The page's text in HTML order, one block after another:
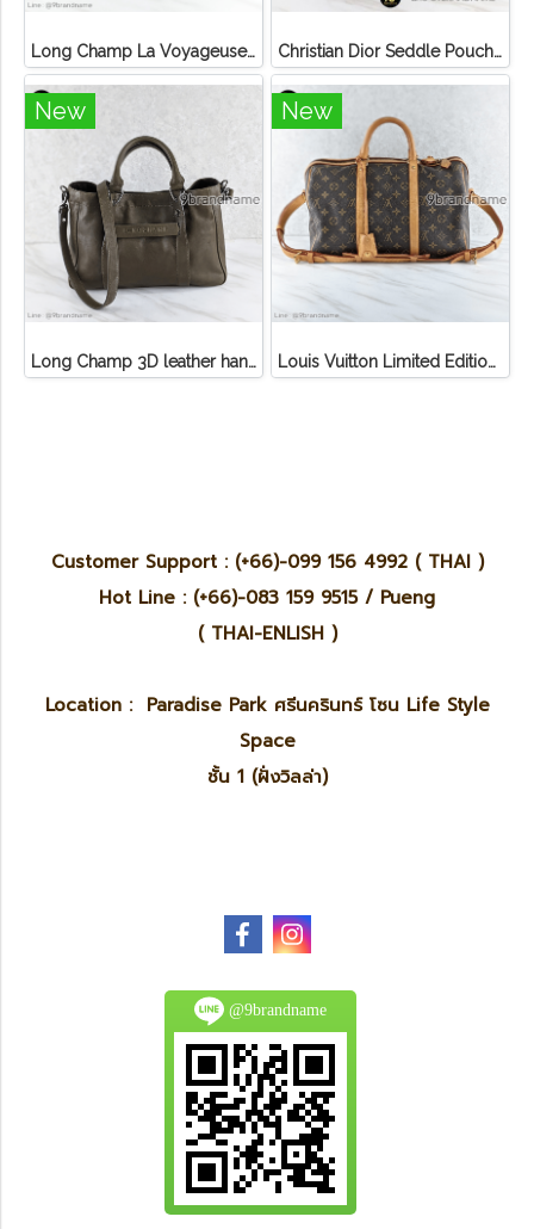
Long Champ La Voyageuse Bag Leather Christian Dior Seddle Pouch Accessory Hand Bag
New
Long Champ 3D leather handbag
New
Louis Vuitton Limited Edition Monogram Canvas Sofia Coppola SC Bag
Customer Support : (+66)-099 156 4992 ( THAI )
Hot Line : (+66)-083 159 9515 / Pueng
( THAI-ENLISH )
Location : Paradise Park ศรีนครินทร์ โซน Life Style
Space
ชั้น 1 (ฝั่งวิลล่า)
@9brandname